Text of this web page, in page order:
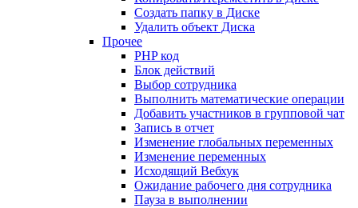
Создать папку в Диске
Удалить объект Диска
Прочее
PHP код
Блок действий
Выбор сотрудника
Выполнить математические операции
Добавить участников в групповой чат
Запись в отчет
Изменение глобальных переменных
Изменение переменных
Исходящий Вебхук
Ожидание рабочего дня сотрудника
Пауза в выполнении